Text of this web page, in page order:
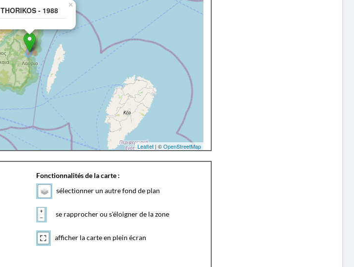
THORIKOS - 1988
×
Leaflet| ©OpenStreetMap
Fonctionnalités de la carte :
sélectionner un autre fond de plan
se rapprocher ou s'éloigner de la zone
afficher la carte en plein écran